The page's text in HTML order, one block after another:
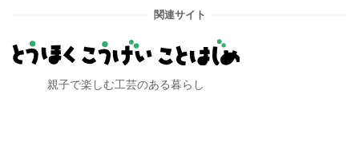
関連サイト
親子で楽しむ工芸のある暮らし